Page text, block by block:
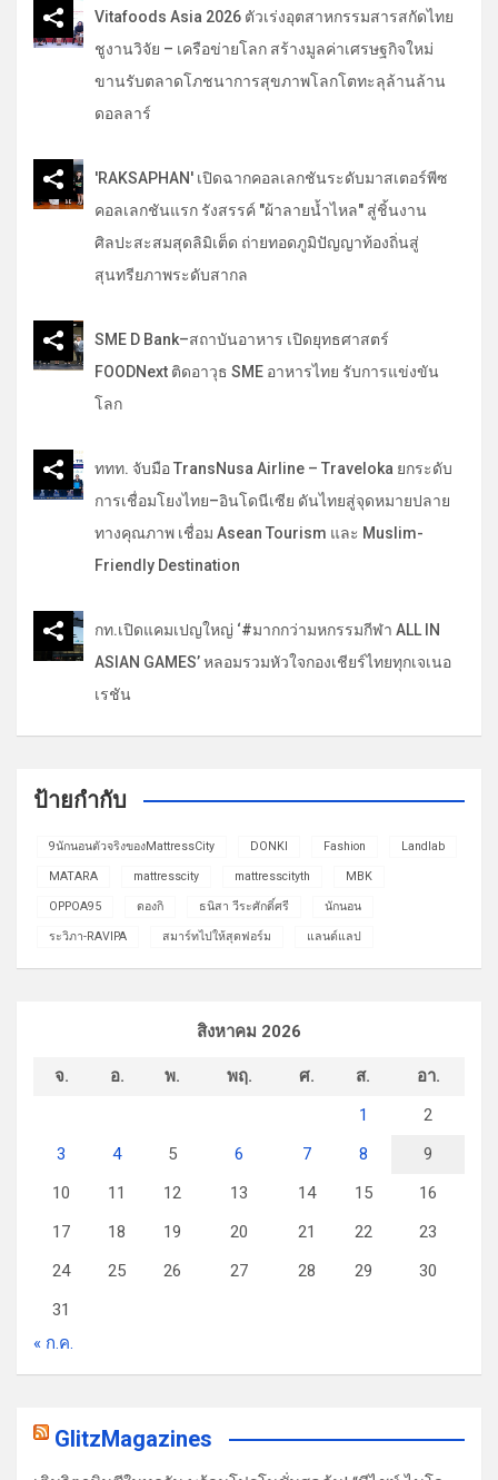
Vitafoods Asia 2026 ตัวเร่งอุตสาหกรรมสารสกัดไทย
ชูงานวิจัย – เครือข่ายโลก สร้างมูลค่าเศรษฐกิจใหม่
ขานรับตลาดโภชนาการสุขภาพโลกโตทะลุล้านล้าน
ดอลลาร์
'RAKSAPHAN' เปิดฉากคอลเลกชันระดับมาสเตอร์พีซ
คอลเลกชันแรก รังสรรค์ "ผ้าลายน้ำไหล" สู่ชิ้นงาน
ศิลปะสะสมสุดลิมิเต็ด ถ่ายทอดภูมิปัญญาท้องถิ่นสู่
สุนทรียภาพระดับสากล
SME D Bank–สถาบันอาหาร เปิดยุทธศาสตร์
FOODNext ติดอาวุธ SME อาหารไทย รับการแข่งขัน
โลก
ททท. จับมือ TransNusa Airline – Traveloka ยกระดับ
การเชื่อมโยงไทย–อินโดนีเซีย ดันไทยสู่จุดหมายปลาย
ทางคุณภาพ เชื่อม Asean Tourism และ Muslim-
Friendly Destination
กท.เปิดแคมเปญใหญ่ ‘#มากกว่ามหกรรมกีฬา ALL IN
ASIAN GAMES’ หลอมรวมหัวใจกองเชียร์ไทยทุกเจเนอ
เรชัน
ป้ายกำกับ
9นักนอนตัวจริงของMattressCity DONKI Fashion Landlab
MATARA mattresscity mattresscityth MBK
OPPOA95 ดองกิ ธนิสา วีระศักดิ์ศรี นักนอน
ระวิภา-RAVIPA สมาร์ทไปให้สุดฟอร์ม แลนด์แลป
สิงหาคม 2026
จ. อ. พ. พฤ. ศ. ส.
อา.
1
2
3
4 5 6 7 8
9
10
11 12 13 14 15
16
17
18 19 20 21 22
23
24
25 26 27 28 29
30
31
« ก.ค.
GlitzMagazines